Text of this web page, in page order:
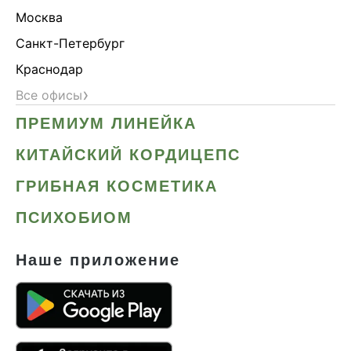
Москва
Санкт-Петербург
Краснодар
Все офисы›
ПРЕМИУМ ЛИНЕЙКА
КИТАЙСКИЙ КОРДИЦЕПС
ГРИБНАЯ КОСМЕТИКА
ПСИХОБИОМ
Наше приложение